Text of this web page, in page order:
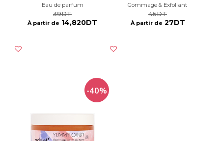
Eau de parfum
39DT
À partir de 14,820DT
Gommage & Exfoliant
45DT
À partir de 27DT
-40%